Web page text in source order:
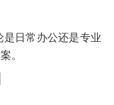
是日常办公还是专业
。